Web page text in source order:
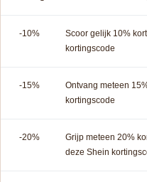
-10%
Scoor gelijk 10%
kortingscode
-15%
Ontvang meteen
kortingscode
-20%
Grijp meteen 20%
deze Shein